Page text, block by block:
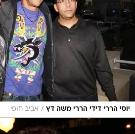
יוסי הררי דידי הררי משה דץ / אביב חופי